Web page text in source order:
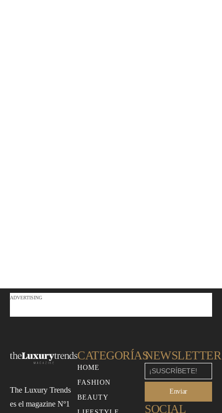
ADVERTISING
The Luxury Trends
es el magazine Nº1
CATEGORÍAS
HOME
FASHION
BEAUTY
NEWSLETTER
Enviar
SOCIAL